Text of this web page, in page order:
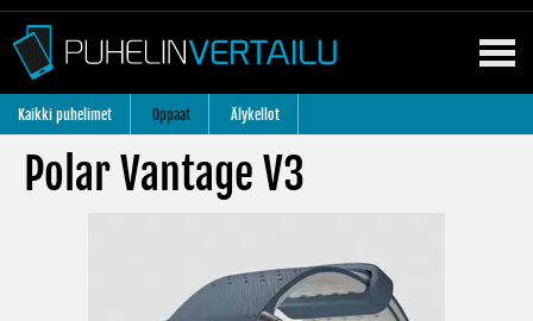
Kaikki puhelimet Oppaat Älykellot
Polar Vantage V3